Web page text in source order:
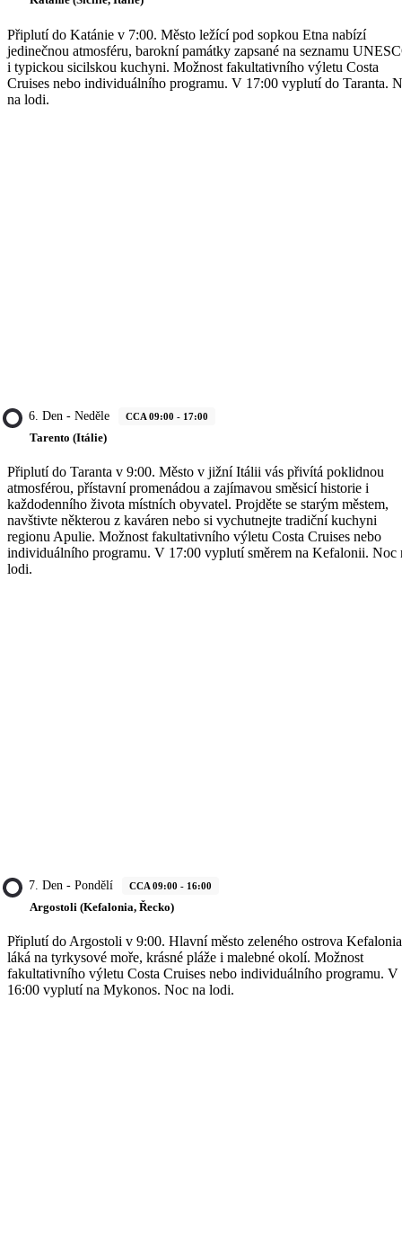
Připlutí do Katánie v 7:00. Město ležící pod sopkou Etna nabízí
jedinečnou atmosféru, barokní památky zapsané na seznamu
i typickou sicilskou kuchyni. Možnost fakultativního výletu Costa
Cruises nebo individuálního programu. V 17:00 vyplutí do Taranta.
na lodi.
6. Den - Neděle CCA 09:00 - 17:00
Tarento (Itálie)
Připlutí do Taranta v 9:00. Město v jižní Itálii vás přivítá poklidnou
atmosférou, přístavní promenádou a zajímavou směsicí historie i
každodenního života místních obyvatel. Projděte se starým městem,
navštivte některou z kaváren nebo si vychutnejte tradiční kuchyni
regionu Apulie. Možnost fakultativního výletu Costa Cruises nebo
individuálního programu. V 17:00 vyplutí směrem na Kefalonii. Noc
lodi.
7. Den - Pondělí CCA 09:00 - 16:00
Argostoli (Kefalonia, Řecko)
Připlutí do Argostoli v 9:00. Hlavní město zeleného ostrova Kefalonia
láká na tyrkysové moře, krásné pláže i malebné okolí. Možnost
fakultativního výletu Costa Cruises nebo individuálního programu. V
16:00 vyplutí na Mykonos. Noc na lodi.